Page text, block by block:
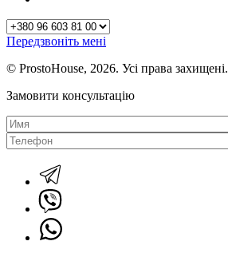
Передзвоніть мені
© ProstoHouse, 2026. Усі права захищені.
Замовити консультацію